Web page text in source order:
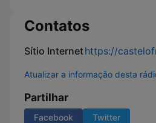
Contatos
Sítio Internethttps://
Atualizar a informação desta
Partilhar
Facebook Twitter